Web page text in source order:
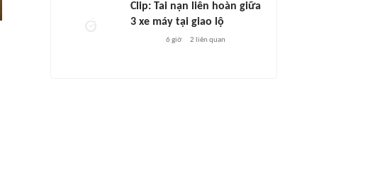
Clip: Tai nạn liên hoàn giữa
3 xe máy tại giao lộ
6 giờ 2 liên quan